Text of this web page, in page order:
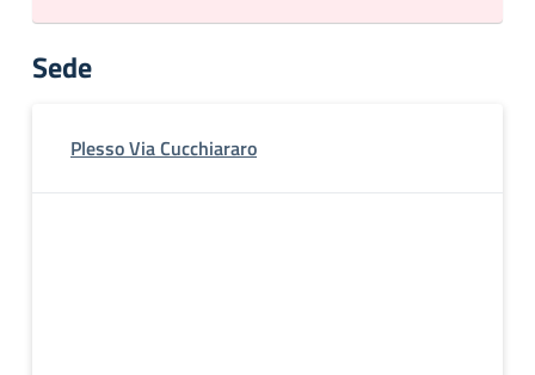
Sede
Plesso Via Cucchiararo